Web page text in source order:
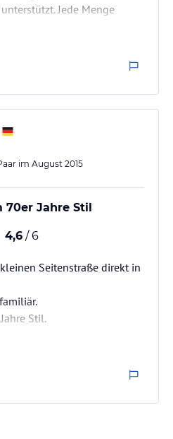
Jede Menge
im August 2015
70er Jahre Stil
4,6 / 6
Seitenstraße direkt in
Stil.
nicht, aber es gibt eine